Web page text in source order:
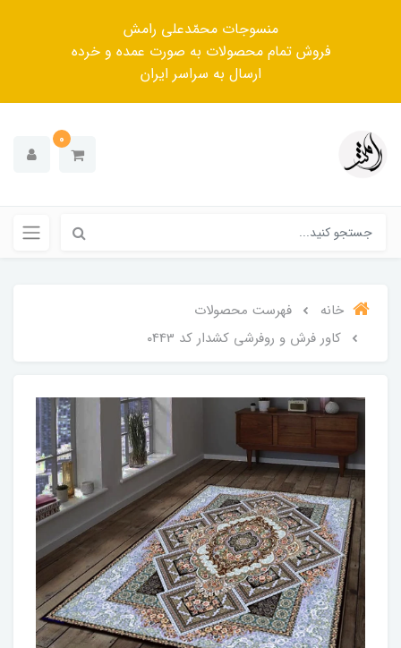
منسوجات محمّدعلی رامش
فروش تمام محصولات به صورت عمده و خرده
ارسال به سراسر ایران
0
خانه
فهرست محصولات
کاور فرش و روفرشی کشدار کد ۰443